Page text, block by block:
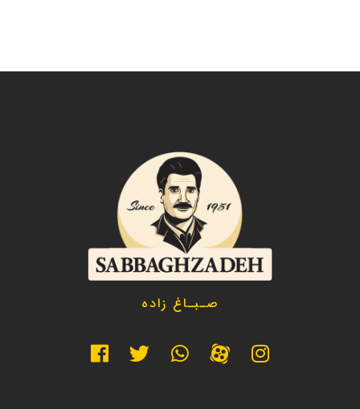
صـبـاغ زاده